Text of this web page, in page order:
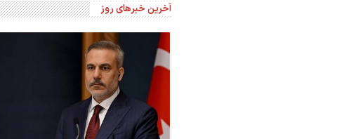
آخرین خبرهای روز